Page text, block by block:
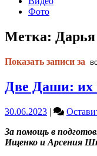
Фото
Метка:
Показать записи за
Две Даши: их
30.06.2023 |
За помощь в
Ищенко и Арсения